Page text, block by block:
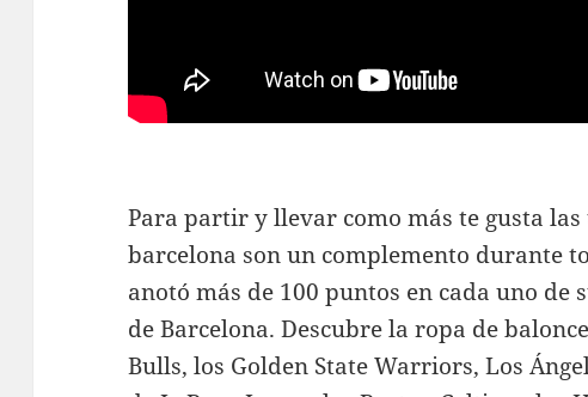
Para partir y llevar como más te gusta
barcelona son un complemento durante
anotó más de 100 puntos en cada uno de
de Barcelona. Descubre la ropa de
Bulls, los Golden State Warriors, Los